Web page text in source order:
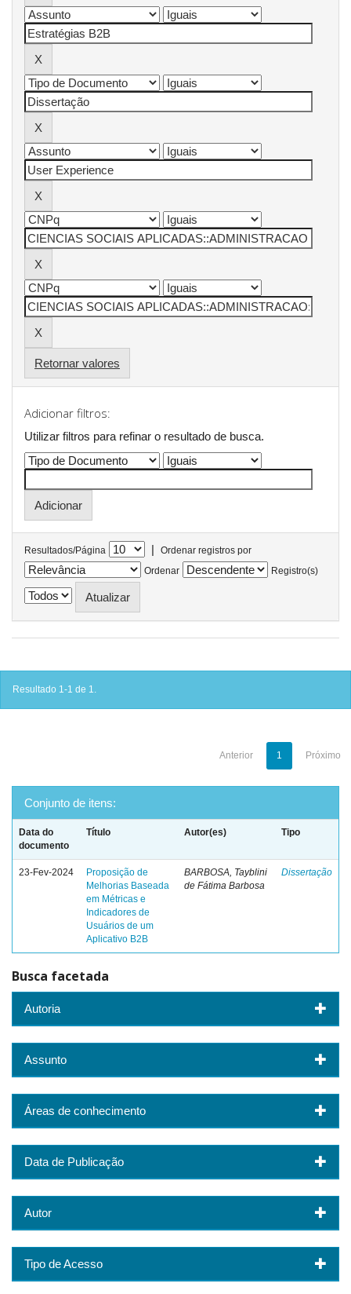
Retornar valores
Adicionar filtros:
Utilizar filtros para refinar o resultado de busca.
Resultados/Página |
Ordenar registros por
Ordenar
Registro(s)
Resultado 1-1 de 1.
Anterior 1 Próximo
Conjunto de itens:
Data do
documento
Título Autor(es) Tipo
23-Fev-2024
Proposição de
Melhorias Baseada
em Métricas e
Indicadores de
Usuários de um
Aplicativo B2B
BARBOSA, Tayblini
de Fátima Barbosa
Dissertação
Busca facetada
Autoria
Assunto
Áreas de conhecimento
Data de Publicação
Autor
Tipo de Acesso